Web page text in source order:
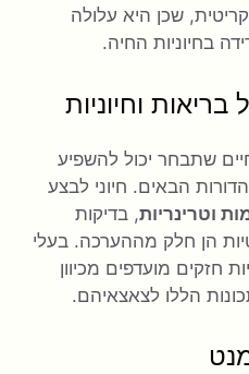
שכן היא עלולה
בחיוניות החיה.
וחיוניות
שתבחר יכול להשפיע
הבאים. חיוני לבצע
וטרינריות, בדיקות
הן חלק מההערכה. בעלי
חזקים מועדפים מכיוון
הללו לצאצאיהם.